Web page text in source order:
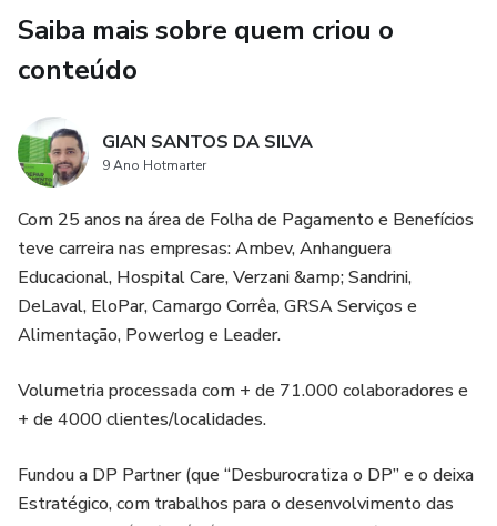
🔥 Chega de perder horas fuçando documentos!
🔥 Tenha todas as regras sindicais organizadas e acessíveis
em minutos!
👉 Garanta AGORA seu MAPA SINDICAL e simplifique
sua gestão trabalhista! 👈
Saiba mais sobre quem criou o
conteúdo
GIAN SANTOS DA SILVA
9 Ano Hotmarter
Com 25 anos na área de Folha de Pagamento e Benefícios
teve carreira nas empresas: Ambev, Anhanguera
Educacional, Hospital Care, Verzani &amp; Sandrini,
DeLaval, EloPar, Camargo Corrêa, GRSA Serviços e
Alimentação, Powerlog e Leader.
Volumetria processada com + de 71.000 colaboradores e
+ de 4000 clientes/localidades.
Fundou a DP Partner (que “Desburocratiza o DP” e o deixa
Estratégico, com trabalhos para o desenvolvimento das